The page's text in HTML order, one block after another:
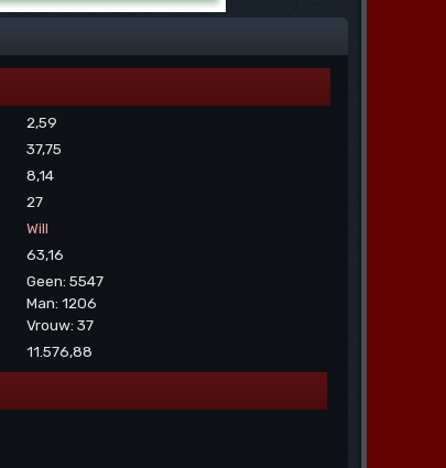
2,59
37,75
8,14
27
Will
63,16
Geen: 5547
Man: 1206
Vrouw: 37
11.576,88